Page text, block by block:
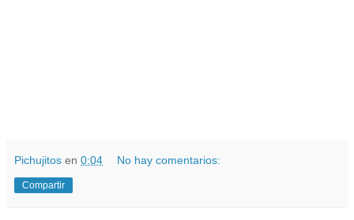
Pichujitos en 0:04 No hay comentarios:
Compartir